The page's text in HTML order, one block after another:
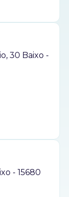
30 Baixo -
- 15680